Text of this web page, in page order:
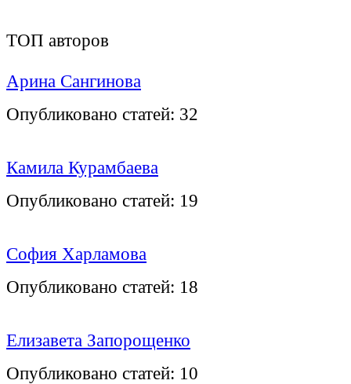
ТОП авторов
Арина Сангинова
Опубликовано статей: 32
Камила Курамбаева
Опубликовано статей: 19
София Харламова
Опубликовано статей: 18
Елизавета Запорощенко
Опубликовано статей: 10